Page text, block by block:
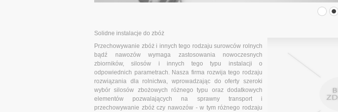
Solidne instalacje do zbóż
Przechowywanie zbóż i innych tego rodzaju surowców rolnych
bądź nawozów wymaga zastosowania nowoczesnych
zbiorników, silosów i innych tego typu instalacji o
odpowiednich parametrach. Nasza firma rozwija tego rodzaju
rozwiązania dla rolnictwa, wprowadzając do oferty szeroki
wybór silosów zbożowych różnego typu oraz dodatkowych
elementów pozwalających na sprawny transport i
przechowywanie zbóż czy nawozów - w tym różnego rodzaju